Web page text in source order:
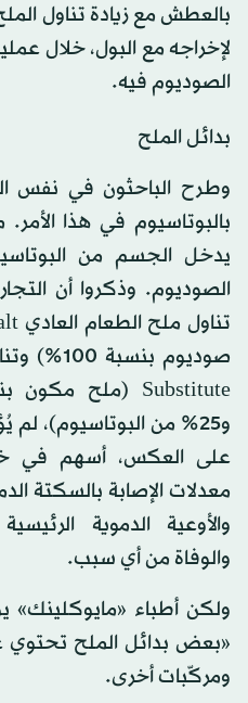
بالعطش مع زيادة تناول
لإخراجه مع البول، خلال
الصوديوم فيه.
بدائل الملح
وطرح الباحثون في نفس
بالبوتاسيوم في هذا
يدخل الجسم من
الصوديوم. وذكروا أن
و25% من البوتاسيوم)،
على العكس، أسهم
والوفاة من أي سبب.
ولكن أطباء «مايوكلينك»
«بعض بدائل الملح
ومركّبات أخرى.